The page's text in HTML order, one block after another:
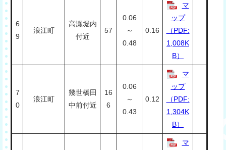
6
9
浪江町
高瀬堀内
付近
57
0.06
～
0.48
0.16
マ
ップ
（PDF:
1,008K
B）
7
0
浪江町
幾世橋田
中前付近
16
6
0.06
～
0.43
0.12
マ
ップ
（PDF:
1,304K
B）
マ